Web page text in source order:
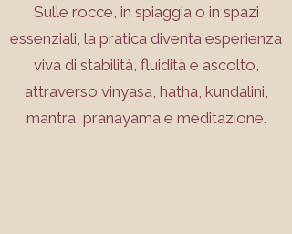
Sulle rocce, in spiaggia o in spazi
essenziali, la pratica diventa esperienza
viva di stabilità, fluidità e ascolto,
attraverso vinyasa, hatha, kundalini,
mantra, pranayama e meditazione.